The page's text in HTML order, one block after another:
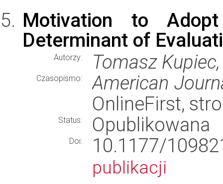
Motivation to
Determinant of
Autorzy: Tomasz
Czasopismo:
American
OnlineFirst,
Status: Opublikowana
Doi: 10.1177/
publikacji